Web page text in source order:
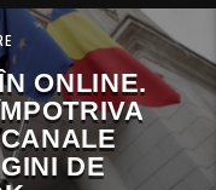
ONLINE.
DE